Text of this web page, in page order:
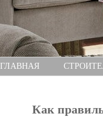
ГЛАВНАЯ
Как